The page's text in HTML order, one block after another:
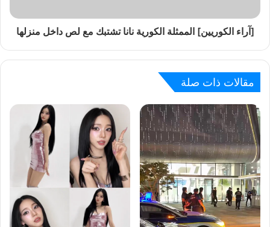
[آراء الكوريين] الممثلة الكورية نانا تشتبك مع لص داخل منزلها
مقالات ذات صلة